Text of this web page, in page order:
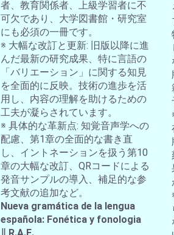
者、教育関係者、上級学習者に不
可欠であり、大学図書館・研究室
にも必須の一冊です。
※ 大幅な改訂と更新: 旧版以降に進
んだ最新の研究成果、特に言語の
「バリエーション」に関する知見
を全面的に反映。技術の進歩を活
用し、内容の理解を助けるための
工夫が凝らされています。
※ 具体的な革新点: 知覚音声学への
配慮、第1章の全面的な書き直
し、イントネーションを扱う第10
章の大幅な改訂、QRコードによる
発音サンプルの導入、補足的な参
考文献の追加など。
Nueva gramática de la lengua
española: Fonética y fonologia
∥ R.A.E.